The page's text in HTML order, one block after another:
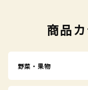
商品
野菜・果物